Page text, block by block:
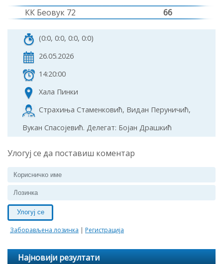
КК Беовук 72 66
(0:0, 0:0, 0:0, 0:0)
26.05.2026
14:20:00
Хала Пинки
Страхиња Стаменковић, Видан Перуничић,
Вукан Спасојевић. Делегат: Бојан Драшкић
Улогуј се да поставиш коментар
Улогуј се
Заборављена лозинка | Регистрација
Најновији резултати